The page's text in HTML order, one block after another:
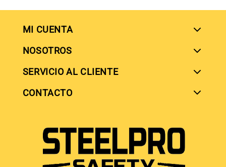
SIGUENOS EN
CONTACTO
SERVICIO AL CLIENTE
NOSOTROS
MI CUENTA